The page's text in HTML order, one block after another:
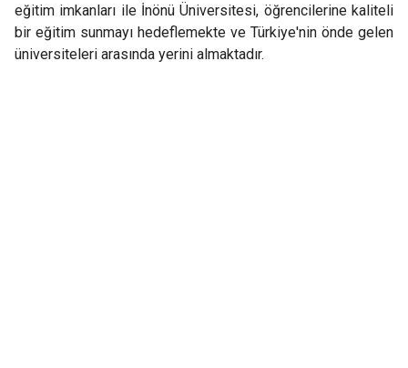
eğitim imkanları ile İnönü Üniversitesi, öğrencilerine kaliteli
bir eğitim sunmayı hedeflemekte ve Türkiye'nin önde gelen
üniversiteleri arasında yerini almaktadır.